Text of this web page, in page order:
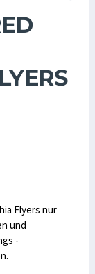
Flyers nur
und
-